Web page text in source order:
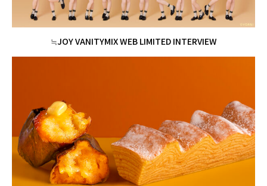
≒JOY VANITYMIX WEB LIMITED INTERVIEW